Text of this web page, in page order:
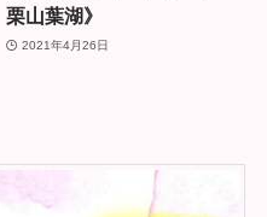
栗山葉湖》
2021年4月26日